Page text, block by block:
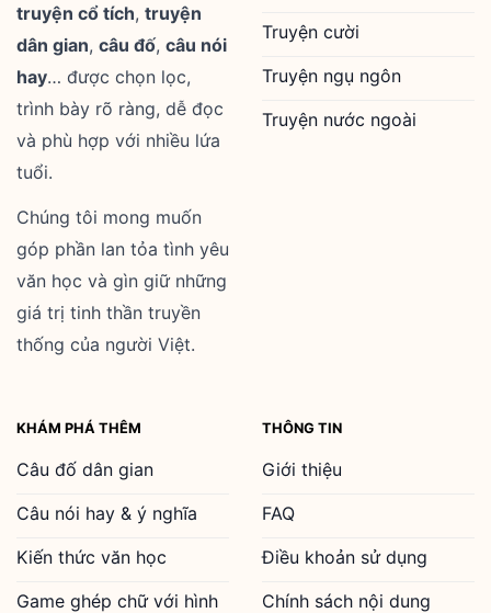
truyện cổ tích, truyện
dân gian, câu đố, câu nói
hay… được chọn lọc,
trình bày rõ ràng, dễ đọc
và phù hợp với nhiều lứa
tuổi.
Chúng tôi mong muốn
góp phần lan tỏa tình yêu
văn học và gìn giữ những
giá trị tinh thần truyền
thống của người Việt.
Truyện cười
Truyện ngụ ngôn
Truyện nước ngoài
KHÁM PHÁ THÊM
Câu đố dân gian
Câu nói hay & ý nghĩa
Kiến thức văn học
Game ghép chữ với hình
THÔNG TIN
Giới thiệu
FAQ
Điều khoản sử dụng
Chính sách nội dung